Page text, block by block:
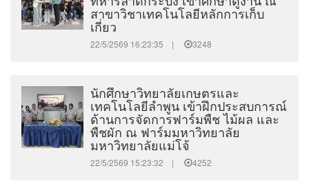
สาขาวิชาเทคโนโลยีหลักการเก็บ
เกี่ยว
22/5/2569 16:23:35 | 3248
นักศึกษาวิทยาลัยเกษตรและ
เทคโนโลยีลำพูน เข้าฝึกประสบการณ์
ด้านการจัดการฟาร์มพืช ไม้ผล และ
พืชผัก ณ ฟาร์มมหาวิทยาลัย
มหาวิทยาลัยแม่โจ้
22/5/2569 15:23:32 | 4252